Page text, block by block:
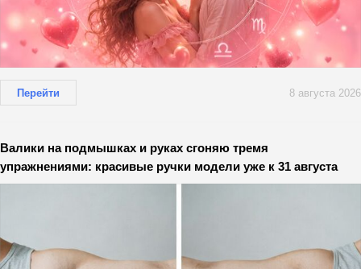
Перейти 8 августа 2026
Валики на подмышках и руках сгоняю тремя
упражнениями: красивые ручки модели уже к 31 августа